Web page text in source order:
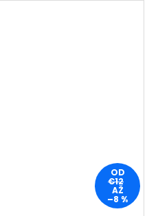
OD
€12
AŽ
–8 %